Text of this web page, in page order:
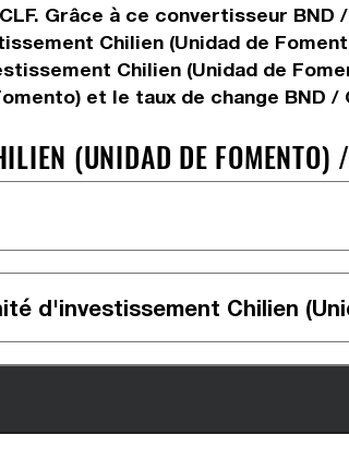
Grâce à ce convertisseur BND /
Chilien (Unidad de
Chilien (Unidad de
et le taux de change BND /
(UNIDAD DE FOMENTO)